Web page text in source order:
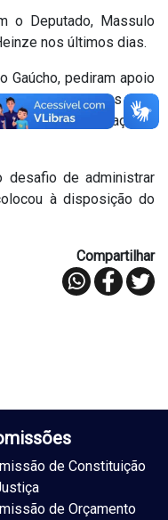
o Deputado, Massulo
nos últimos dias.
Gaúcho, pediram apoio
mais recursos dos
áreas de educação e
desafio de administrar
à disposição do
Compartilhar
de Constituição
de Orçamento